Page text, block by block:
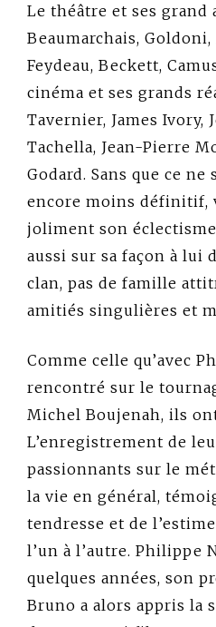
Le théâtre et ses grand
Beaumarchais,
Feydeau, Beckett,
cinéma et ses grands
Tavernier, James Ivory,
Tachella, Jean-Pierre
Godard. Sans que ce
encore moins définitif,
joliment son
aussi sur sa façon à lui
clan, pas de famille
amitiés singulières et
Comme celle qu’avec
rencontré sur le
Michel Boujenah, ils
L’enregistrement de
passionnants sur le
la vie en général,
tendresse et de
l’un à l’autre. Philippe
quelques années, son
Bruno a alors appris la